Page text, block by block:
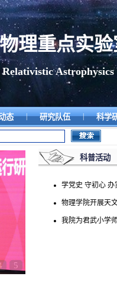
理重点实验
Astrophysics
态 | 研究队伍 | 科学
5
科普活动
学党史 守初心
物理学院开展天
我院为君武小学